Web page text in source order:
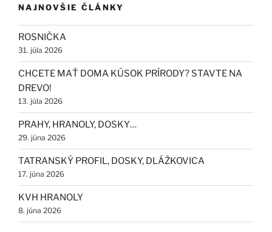
NAJNOVŠIE ČLÁNKY
ROSNIČKA
31. júla 2026
CHCETE MAŤ DOMA KÚSOK PRÍRODY? STAVTE NA
DREVO!
13. júla 2026
PRAHY, HRANOLY, DOSKY…
29. júna 2026
TATRANSKÝ PROFIL, DOSKY, DLÁŽKOVICA
17. júna 2026
KVH HRANOLY
8. júna 2026